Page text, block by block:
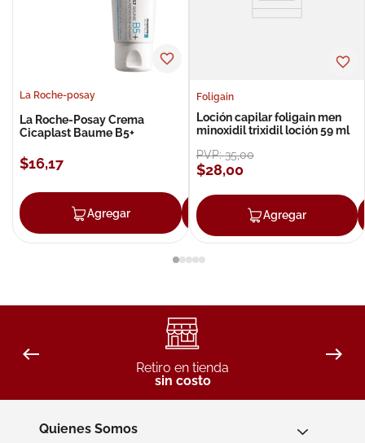
La Roche-posay
La Roche-Posay Crema
Cicaplast Baume B5+
$16,17
Agregar Agregar
Foligain
Loción capilar foligain men
minoxidil trixidil loción 59 ml
PVP:35,00
$28,00
Agregar
Retiro en tienda
sin costo
Quienes Somos